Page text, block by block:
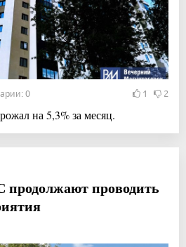
0 1 2
на 5,3% за месяц.
проводить